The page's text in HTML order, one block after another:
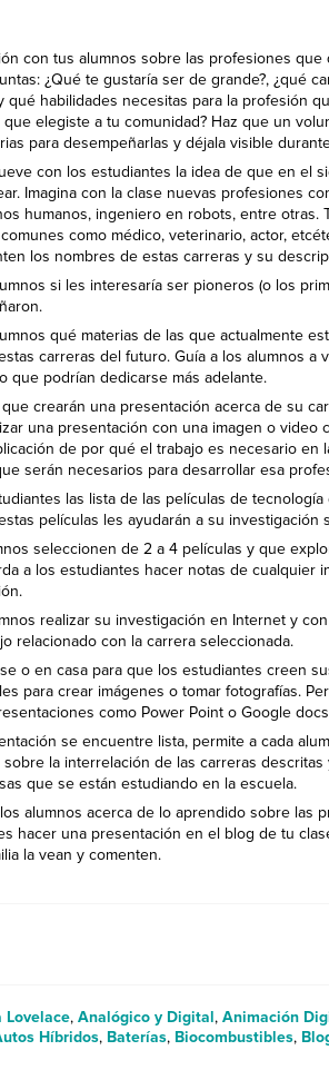
con tus alumnos sobre las profesiones
¿Qué te gustaría ser de grande?, ¿qué
qué habilidades necesitas para la profesión
elegiste a tu comunidad? Haz que un
para desempeñarlas y déjala visible
con los estudiantes la idea de que en el
Imagina con la clase nuevas profesiones
humanos, ingeniero en robots, entre otras.
como médico, veterinario, actor,
los nombres de estas carreras y su
si les interesaría ser pioneros (o los
qué materias de las que actualmente
carreras del futuro. Guía a los alumnos a
que podrían dedicarse más adelante.
crearán una presentación acerca de su
una presentación con una imagen o video
de por qué el trabajo es necesario en
serán necesarios para desarrollar esa
las lista de las películas de
películas les ayudarán a su investigación
seleccionen de 2 a 4 películas y que
a los estudiantes hacer notas de cualquier
realizar su investigación en Internet y
relacionado con la carrera seleccionada.
o en casa para que los estudiantes creen
para crear imágenes o tomar fotografías.
como Power Point o Google
se encuentre lista, permite a cada
sobre la interrelación de las carreras
que se están estudiando en la escuela.
alumnos acerca de lo aprendido sobre las
hacer una presentación en el blog de tu
la vean y comenten.
Lovelace, Analógico y Digital, Animación
Híbridos, Baterías, Biocombustibles,